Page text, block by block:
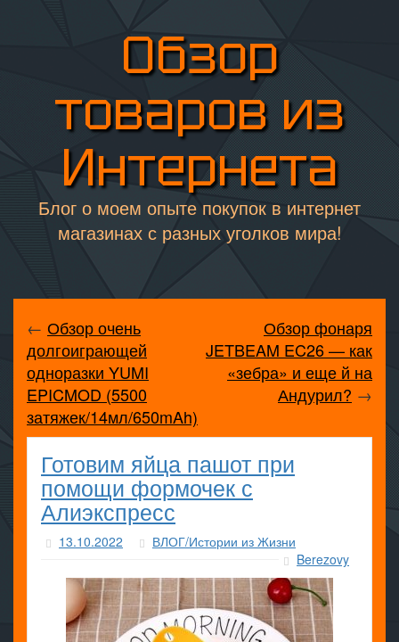
Обзор
товаров из
Интернета
Блог о моем опыте покупок в интернет
магазинах с разных уголков мира!
← Обзор очень
долгоиграющей
одноразки YUMI
EPICMOD (5500
затяжек/14мл/650mAh)
Обзор фонаря
JETBEAM EC26 — как
«зебра» и еще й на
Андурил? →
Готовим яйца пашот при
помощи формочек с
Алиэкспресс
13.10.2022
ВЛОГ/Истории из Жизни
Berezovy